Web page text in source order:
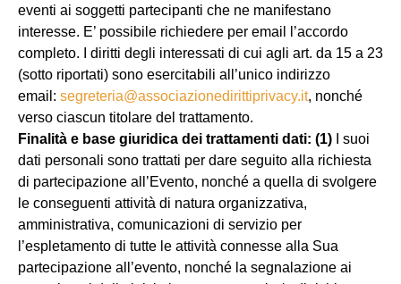
eventi ai soggetti partecipanti che ne manifestano
interesse. E’ possibile richiedere per email l’accordo
completo. I diritti degli interessati di cui agli art. da 15 a 23
(sotto riportati) sono esercitabili all’unico indirizzo
email: segreteria@associazionedirittiprivacy.it, nonché
verso ciascun titolare del trattamento.
Finalità e base giuridica dei trattamenti dati: (1) I suoi
dati personali sono trattati per dare seguito alla richiesta
di partecipazione all’Evento, nonché a quella di svolgere
le conseguenti attività di natura organizzativa,
amministrativa, comunicazioni di servizio per
l’espletamento di tutte le attività connesse alla Sua
partecipazione all’evento, nonché la segnalazione ai